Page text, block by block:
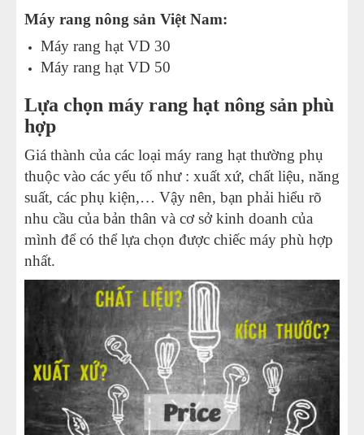
Máy rang nông sản Việt Nam:
Máy rang hạt VD 30
Máy rang hạt VD 50
Lựa chọn máy rang hạt nông sản phù
hợp
Giá thành của các loại máy rang hạt thường phụ
thuộc vào các yếu tố như : xuất xứ, chất liệu, năng
suất, các phụ kiện,… Vậy nên, bạn phải hiểu rõ
nhu cầu của bản thân và cơ sở kinh doanh của
mình để có thể lựa chọn được chiếc máy phù hợp
nhất.